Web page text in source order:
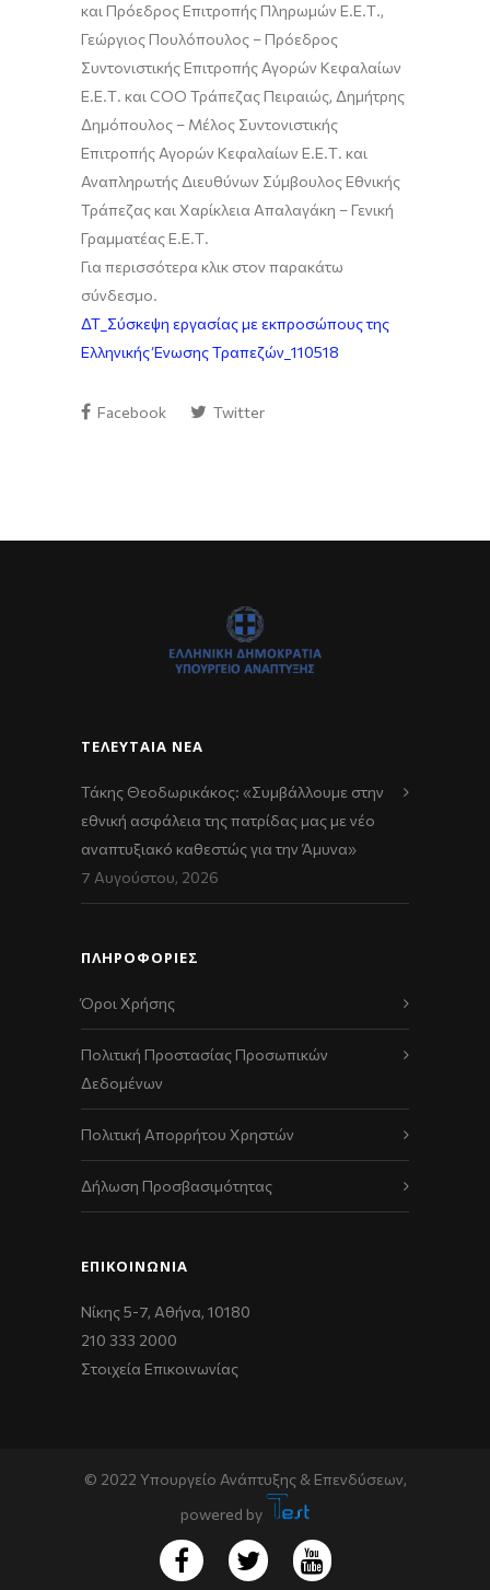
και Πρόεδρος Επιτροπής Πληρωμών Ε.Ε.Τ.,
Γεώργιος Πουλόπουλος – Πρόεδρος
Συντονιστικής Επιτροπής Αγορών Κεφαλαίων
Ε.Ε.Τ. και COO Τράπεζας Πειραιώς, Δημήτρης
Δημόπουλος – Μέλος Συντονιστικής
Επιτροπής Αγορών Κεφαλαίων Ε.Ε.Τ. και
Αναπληρωτής Διευθύνων Σύμβουλος Εθνικής
Τράπεζας και Χαρίκλεια Απαλαγάκη – Γενική
Γραμματέας Ε.Ε.Τ.
Για περισσότερα κλικ στον παρακάτω
σύνδεσμο.
ΔΤ_Σύσκεψη εργασίας με εκπροσώπους της
Ελληνικής Ένωσης Τραπεζών_110518
Facebook Twitter
ΤΕΛΕΥΤΑΊΑ ΝΈΑ
Τάκης Θεοδωρικάκος: «Συμβάλλουμε στην
εθνική ασφάλεια της πατρίδας μας με νέο
αναπτυξιακό καθεστώς για την Άμυνα»
7 Αυγούστου, 2026
ΠΛΗΡΟΦΟΡΙΕΣ
Όροι Χρήσης
Πολιτική Προστασίας Προσωπικών
Δεδομένων
Πολιτική Απορρήτου Χρηστών
Δήλωση Προσβασιμότητας
ΕΠΙΚΟΙΝΩΝΊΑ
Νίκης 5-7, Αθήνα, 10180
210 333 2000
Στοιχεία Επικοινωνίας
© 2022 Υπουργείο Ανάπτυξης & Επενδύσεων,
powered by